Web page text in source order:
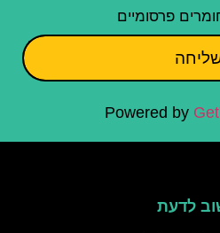
פרסומיים
Powered by
לדעת